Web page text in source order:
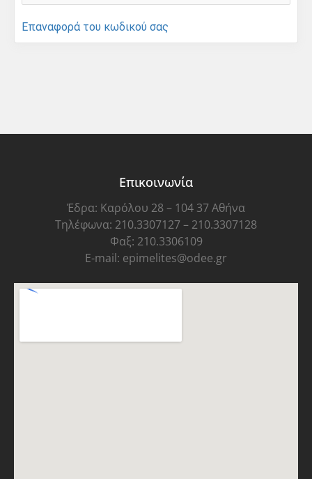
Επαναφορά του κωδικού σας
Επικοινωνία
Έδρα: Καρόλου 28 – 104 37 Αθήνα
Τηλέφωνα: 210.3307127 – 210.3307128
Φαξ: 210.3306109
E-mail: epimelites@odee.gr